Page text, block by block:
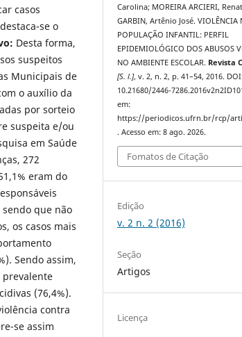
casos
se o
Desta forma,
suspeitos
Municipais de
o auxílio da
por sorteio
suspeita e/ou
em Saúde
272
eram do
que não
os casos mais
Sendo assim,
prevalente
(76,4%).
contra
se assim
Carolina; MOREIRA ARCIERI,
GARBIN, Artênio José. VIOLÊNCIA
POPULAÇÃO INFANTIL: PERFIL
EPIDEMIOLÓGICO DOS ABUSOS
NO AMBIENTE ESCOLAR. Revista
[S. l.], v. 2, n. 2, p. 41–54, 2016.
10.21680/2446-
em:
https://periodicos.ufrn.br/rcp/
. Acesso em: 8 ago. 2026.
Fomatos de Citação
Edição
v. 2 n. 2 (2016)
Seção
Artigos
Licença